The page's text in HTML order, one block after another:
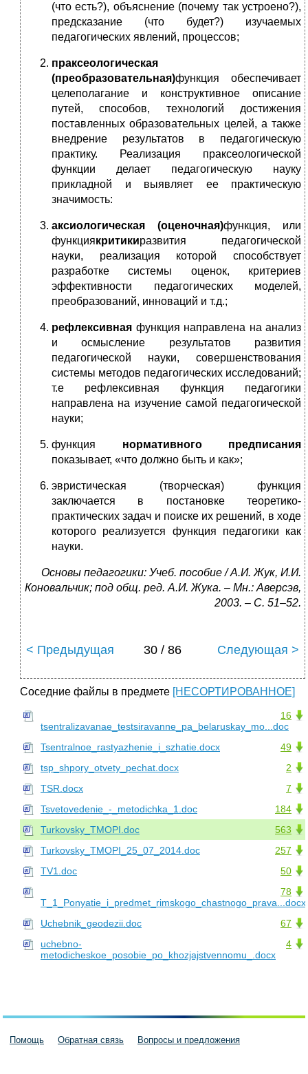
(что есть?), объяснение (почему так устроено?),
предсказание (что будет?) изучаемых
педагогических явлений, процессов;
праксеологическая
(преобразовательная)функция обеспечивает
целеполагание и конструктивное описание
путей, способов, технологий достижения
поставленных образовательных целей, а также
внедрение результатов в педагогическую
практику. Реализация праксеологической
функции делает педагогическую науку
прикладной и выявляет ее практическую
значимость:
аксиологическая (оценочная)функция, или
функциякритикиразвития педагогической
науки, реализация которой способствует
разработке системы оценок, критериев
эффективности педагогических моделей,
преобразований, инноваций и т.д.;
рефлексивная функция направлена на анализ
и осмысление результатов развития
педагогической науки, совершенствования
системы методов педагогических исследований;
т.е рефлексивная функция педагогики
направлена на изучение самой педагогической
науки;
функция нормативного предписания
показывает, «что должно быть и как»;
эвристическая (творческая) функция
заключается в постановке теоретико-
практических задач и поиске их решений, в ходе
которого реализуется функция педагогики как
науки.
Основы педагогики: Учеб. пособие / А.И. Жук, И.И.
Коновальчик; под общ. ред. А.И. Жука. – Мн.: Аверсэв,
2003. – С. 51–52.
< Предыдущая 30 / 86 Следующая >
Соседние файлы в предмете [НЕСОРТИРОВАННОЕ]
16
tsentralizavanae_testsiravanne_pa_belaruskay_mo...doc
49
Tsentralnoe_rastyazhenie_i_szhatie.docx
2
tsp_shpory_otvety_pechat.docx
7
TSR.docx
184
Tsvetovedenie_-_metodichka_1.doc
563
Turkovsky_TMOPI.doc
257
Turkovsky_TMOPI_25_07_2014.doc
50
TV1.doc
78
T_1_Ponyatie_i_predmet_rimskogo_chastnogo_prava...docx
67
Uchebnik_geodezii.doc
4
uchebno-
metodicheskoe_posobie_po_khozjajstvennomu_.docx
Помощь Обратная связь Вопросы и предложения